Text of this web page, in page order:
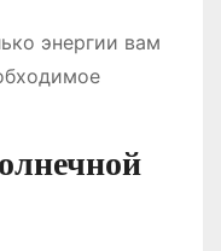
энергии вам